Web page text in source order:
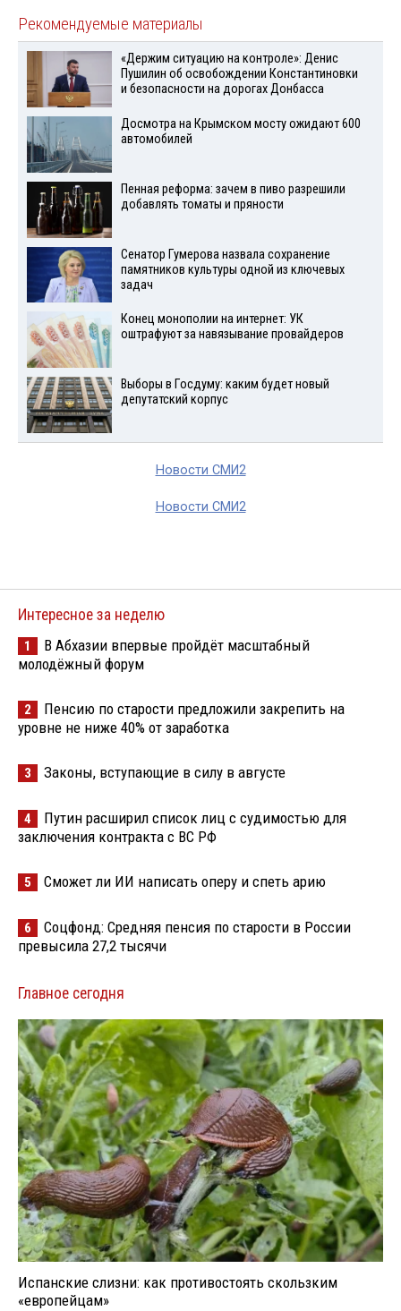
Рекомендуемые материалы
«Держим ситуацию на контроле»: Денис
Пушилин об освобождении Константиновки
и безопасности на дорогах Донбасса
Досмотра на Крымском мосту ожидают 600
автомобилей
Пенная реформа: зачем в пиво разрешили
добавлять томаты и пряности
Сенатор Гумерова назвала сохранение
памятников культуры одной из ключевых
задач
Конец монополии на интернет: УК
оштрафуют за навязывание провайдеров
Выборы в Госдуму: каким будет новый
депутатский корпус
Новости СМИ2
Новости СМИ2
Интересное за неделю
1
В Абхазии впервые пройдёт масштабный
молодёжный форум
2
Пенсию по старости предложили закрепить на
уровне не ниже 40% от заработка
3 Законы, вступающие в силу в августе
4
Путин расширил список лиц с судимостью для
заключения контракта с ВС РФ
5 Сможет ли ИИ написать оперу и спеть арию
6
Соцфонд: Средняя пенсия по старости в России
превысила 27,2 тысячи
Главное сегодня
Испанские слизни: как противостоять скользким
«европейцам»